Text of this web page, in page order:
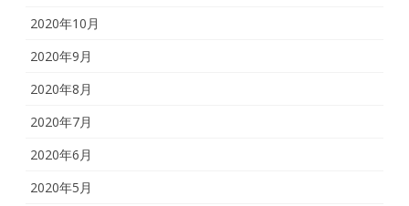
2020年10月
2020年9月
2020年8月
2020年7月
2020年6月
2020年5月